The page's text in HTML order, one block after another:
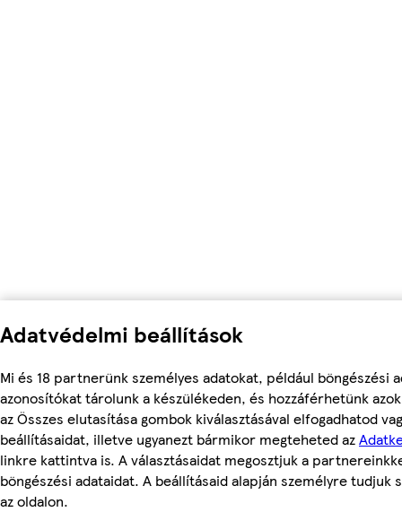
Adatvédelmi beállítások
Mi és 18 partnerünk személyes adatokat, például böngészési
azonosítókat tárolunk a készülékeden, és hozzáférhetünk
az Összes elutasítása gombok kiválasztásával elfogadhatod
beállításaidat, illetve ugyanezt bármikor megteheted az
linkre kattintva is. A választásaidat megosztjuk a
böngészési adataidat. A beállításaid alapján személyre tudjuk
az oldalon.